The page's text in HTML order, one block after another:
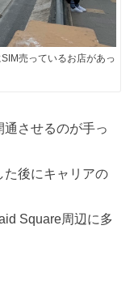
売っているお店があっ
させるのが手っ
た後にキャリアの
Square周辺に多